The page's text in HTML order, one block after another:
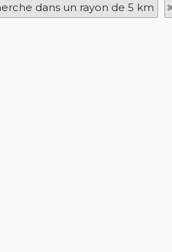
dans un rayon de 5 km